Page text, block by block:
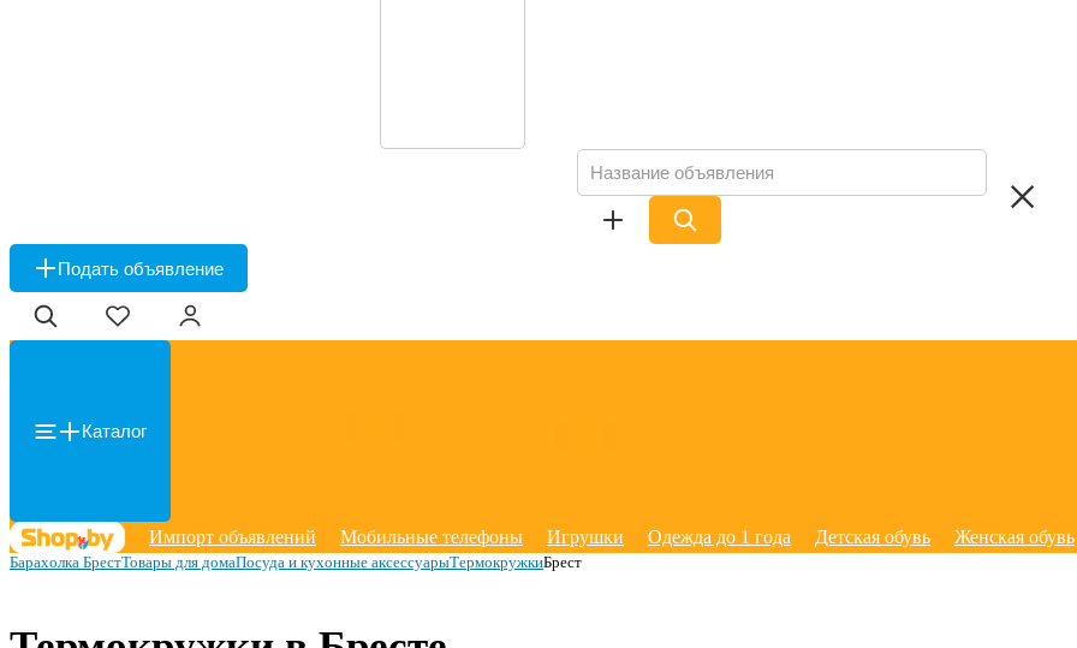
Подать объявление
Каталог
Импорт объявлений Мобильные телефоны Игрушки Одежда до 1 года Детская обувь Женская обувь
Барахолка БрестТовары для домаПосуда и кухонные аксессуарыТермокружкиБрест